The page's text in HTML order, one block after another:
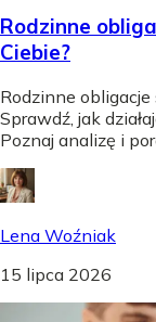
Rodzinne
Ciebie?
Rodzinne
Sprawdź, jak
Poznaj analizę i
Lena Woźniak
15 lipca 2026